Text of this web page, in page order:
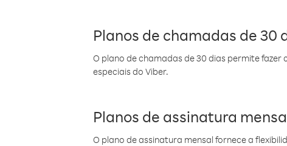
Planos de chamadas de 30
O plano de chamadas de 30 dias permite
especiais do Viber.
Planos de assinatura
O plano de assinatura mensal fornece a